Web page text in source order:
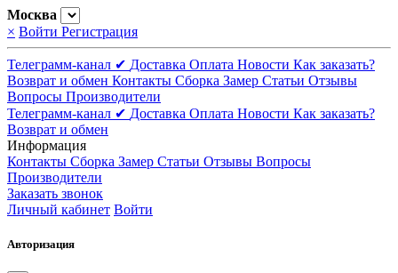
Москва
× Войти Регистрация
Телеграмм-канал ✔ Доставка Оплата Новости Как заказать?
Возврат и обмен Контакты Сборка Замер Статьи Отзывы
Вопросы Производители
Телеграмм-канал ✔ Доставка Оплата Новости Как заказать?
Возврат и обмен
Информация
Контакты Сборка Замер Статьи Отзывы Вопросы
Производители
Заказать звонок
Личный кабинет Войти
Авторизация